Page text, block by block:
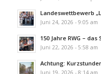
Landeswettbewerb
Juni 24, 2026 - 9:05 am
150 Jahre RWG – das
Juni 22, 2026 - 5:58 am
Achtung:
Juni 19, 2026 - 8:14 am